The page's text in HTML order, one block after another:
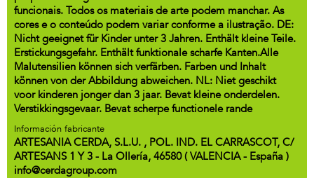
funcionais. Todos os materiais de arte podem manchar. As
cores e o conteúdo podem variar conforme a ilustração. DE:
Nicht geeignet für Kinder unter 3 Jahren. Enthält kleine Teile.
Erstickungsgefahr. Enthält funktionale scharfe Kanten.Alle
Malutensilien können sich verfärben. Farben und Inhalt
können von der Abbildung abweichen. NL: Niet geschikt
voor kinderen jonger dan 3 jaar. Bevat kleine onderdelen.
Verstikkingsgevaar. Bevat scherpe functionele rande
Información fabricante
ARTESANIA CERDA, S.L.U. , POL. IND. EL CARRASCOT, C/
ARTESANS 1 Y 3 - La Ollería, 46580 ( VALENCIA - España )
info@cerdagroup.com